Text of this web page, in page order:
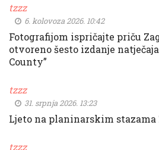
tzzz
6. kolovoza 2026. 10:42
Fotografijom ispričajte priču
otvoreno šesto izdanje
County”
tzzz
31. srpnja 2026. 13:23
Ljeto na planinarskim stazama
tzzz